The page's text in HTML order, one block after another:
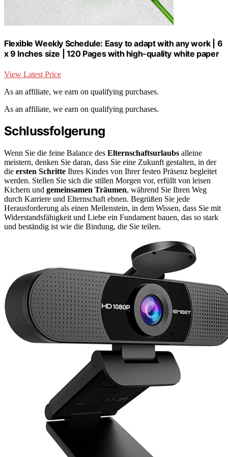
Flexible Weekly Schedule: Easy to adapt with any work | 6
x 9 Inches size | 120 Pages with high-quality white paper
View Latest Price
As an affiliate, we earn on qualifying purchases.
As an affiliate, we earn on qualifying purchases.
Schlussfolgerung
Wenn Sie die feine Balance des Elternschaftsurlaubs alleine
meistern, denken Sie daran, dass Sie eine Zukunft gestalten, in der
die ersten Schritte Ihres Kindes von Ihrer festen Präsenz begleitet
werden. Stellen Sie sich die stillen Morgen vor, erfüllt von leisen
Kichern und gemeinsamen Träumen, während Sie Ihren Weg
durch Karriere und Elternschaft ebnen. Begrüßen Sie jede
Herausforderung als einen Meilenstein, in dem Wissen, dass Sie mit
Widerstandsfähigkeit und Liebe ein Fundament bauen, das so stark
und beständig ist wie die Bindung, die Sie teilen.